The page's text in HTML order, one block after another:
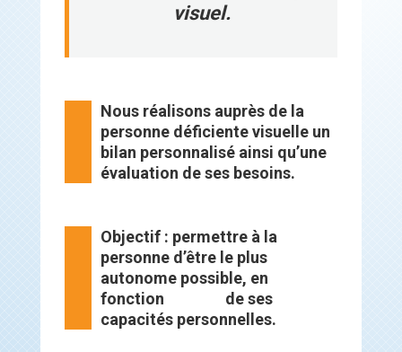
visuel.
Nous réalisons auprès de la
personne déficiente visuelle un
bilan personnalisé ainsi qu’une
évaluation de ses besoins.
Objectif : permettre à la
personne d’être le plus
autonome possible, en
fonction de ses
capacités personnelles.